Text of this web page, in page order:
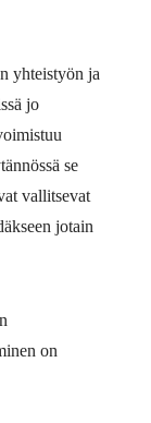
yhteistyön ja
jo
se
vallitsevat
jotain
on